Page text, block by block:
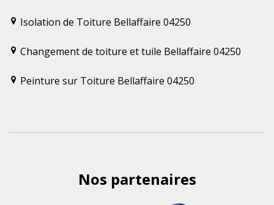
Isolation de Toiture Bellaffaire 04250
Changement de toiture et tuile Bellaffaire 04250
Peinture sur Toiture Bellaffaire 04250
Nos partenaires